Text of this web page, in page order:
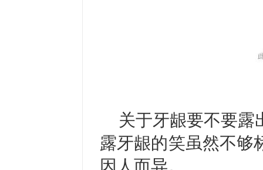
关于牙龈要不要
露牙龈的笑虽然不够
因人而异。